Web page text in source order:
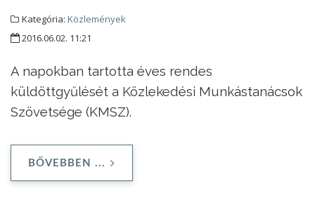
Kategória: Közlemények
2016.06.02. 11:21
A napokban tartotta éves rendes
küldöttgyűlését a Közlekedési Munkástanácsok
Szövetsége (KMSZ).
BŐVEBBEN ...